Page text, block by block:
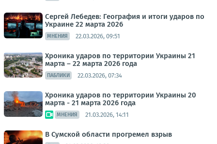
Сергей Лебедев: География и итоги ударов по
Украине 22 марта 2026
МНЕНИЯ 22.03.2026, 09:51
Хроника ударов по территории Украины 21
марта – 22 марта 2026 года
ПАБЛИКИ 22.03.2026, 07:34
Хроника ударов по территории Украины 20
марта - 21 марта 2026 года
МНЕНИЯ 21.03.2026, 14:11
В Сумской области прогремел взрыв